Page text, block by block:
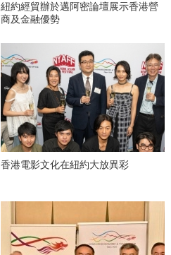
紐約經貿辦於邁阿密論壇展示香港營
商及金融優勢
香港電影文化在紐約大放異彩